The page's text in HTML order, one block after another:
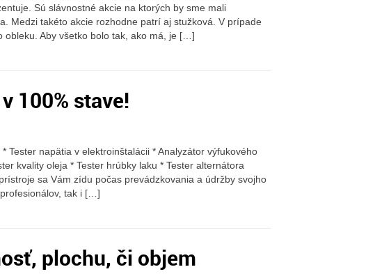
Sú slávnostné akcie na ktorých by sme mali
Medzi takéto akcie rozhodne patrí aj stužková. V prípade
obleku. Aby všetko bolo tak, ako má, je […]
100% stave!
Tester napätia v elektroinštalácii * Analyzátor výfukového
kvality oleja * Tester hrúbky laku * Tester alternátora
sa Vám zídu počas prevádzkovania a údržby svojho
tak i […]
plochu, či objem